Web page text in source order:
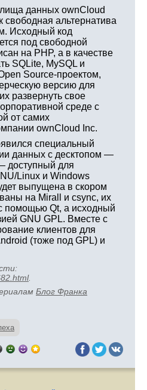
данных ownCloud
свободная альтернатива
Исходный код
под свободной
на PHP, а в качестве
SQLite, MySQL и
Source-проектом,
версию для
развернуть свое
среде с
от самих
ownCloud Inc.
специальный
данных с десктопом —
доступный для
Linux и Windows
выпущена в скором
на Mirall и csync, их
помощью Qt, а исходный
GNU GPL. Вместе с
клиентов для
(тоже под GPL) и
.
Блог Франка